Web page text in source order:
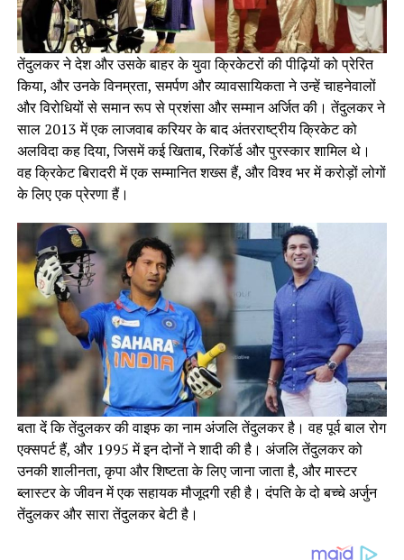
तेंदुलकर ने देश और उसके बाहर के युवा क्रिकेटरों की पीढ़ियों को प्रेरित
किया, और उनके विनम्रता, समर्पण और व्यावसायिकता ने उन्हें चाहनेवालों
और विरोधियों से समान रूप से प्रशंसा और सम्मान अर्जित की। तेंदुलकर ने
साल 2013 में एक लाजवाब करियर के बाद अंतरराष्ट्रीय क्रिकेट को
अलविदा कह दिया, जिसमें कई खिताब, रिकॉर्ड और पुरस्कार शामिल थे।
वह क्रिकेट बिरादरी में एक सम्मानित शख्स हैं, और विश्व भर में करोड़ों लोगों
के लिए एक प्रेरणा हैं।
बता दें कि तेंदुलकर की वाइफ का नाम अंजलि तेंदुलकर है। वह पूर्व बाल रोग
एक्सपर्ट हैं, और 1995 में इन दोनों ने शादी की है। अंजलि तेंदुलकर को
उनकी शालीनता, कृपा और शिष्टता के लिए जाना जाता है, और मास्टर
ब्लास्टर के जीवन में एक सहायक मौजूदगी रही है। दंपति के दो बच्चे अर्जुन
तेंदुलकर और सारा तेंदुलकर बेटी है।